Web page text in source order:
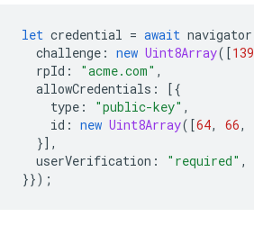
let credential = await navigator
challenge : new Uint8Array([139
rpId : "acme.com" ,
allowCredentials :
[{
type : "public-key" ,
id : new Uint8Array([64, 66,
}],
userVerification : "required" ,
}});